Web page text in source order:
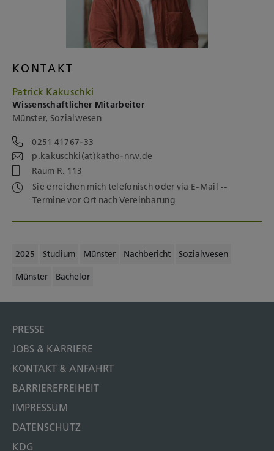
KONTAKT
Patrick Kakuschki
Wissenschaftlicher Mitarbeiter
Münster, Sozialwesen
0251 41767-33
p.kakuschki(at)katho-nrw.de
Raum R. 113
Sie erreichen mich telefonisch oder via E-Mail --
Termine vor Ort nach Vereinbarung
2025 Studium Münster Nachbericht Sozialwesen
Münster Bachelor
PRESSE
JOBS & KARRIERE
KONTAKT & ANFAHRT
BARRIEREFREIHEIT
IMPRESSUM
DATENSCHUTZ
KDG